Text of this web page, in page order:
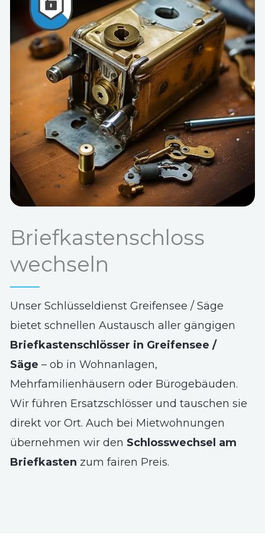
Briefkastenschloss
wechseln
Unser Schlüsseldienst Greifensee / Säge
bietet schnellen Austausch aller gängigen
Briefkastenschlösser in Greifensee /
Säge – ob in Wohnanlagen,
Mehrfamilienhäusern oder Bürogebäuden.
Wir führen Ersatzschlösser und tauschen sie
direkt vor Ort. Auch bei Mietwohnungen
übernehmen wir den Schlosswechsel am
Briefkasten zum fairen Preis.